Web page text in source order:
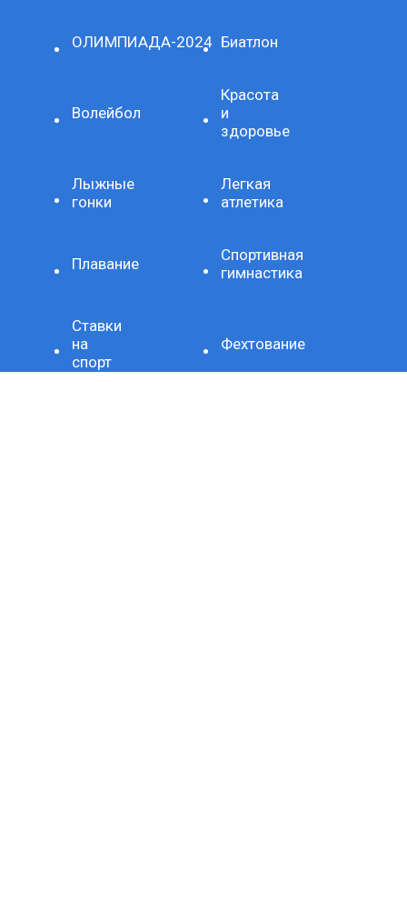
ОЛИМПИАДА-2024 Биатлон
Волейбол
Красота
и
здоровье
Лыжные
гонки
Легкая
атлетика
Плавание
Спортивная
гимнастика
Ставки
на
спорт
Фехтование